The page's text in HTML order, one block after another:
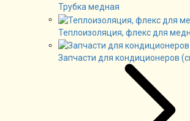
Трубка медная
Теплоизоляция, флекс для
Запчасти для кондиционеров